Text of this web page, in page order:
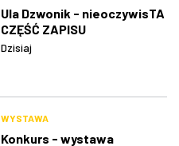
Ula Dzwonik - nieoczywisTA
CZĘŚĆ ZAPISU
Dzisiaj
WYSTAWA
Konkurs - wystawa